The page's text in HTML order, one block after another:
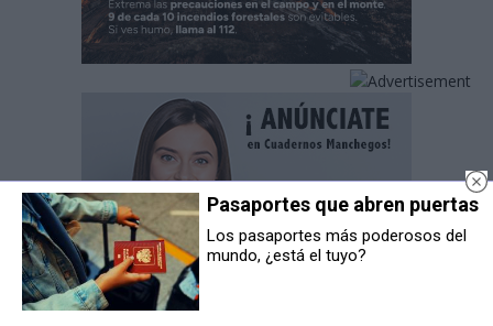
Pasaportes que abren puertas
Los pasaportes más poderosos del
mundo, ¿está el tuyo?